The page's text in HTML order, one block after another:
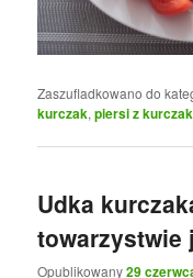
Zaszufladkowano do
kurczak,piersi z
Udka
towarzystwie
Opublikowany29